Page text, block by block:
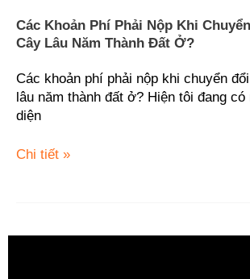
Các Khoản Phí Phải Nộp Khi
Cây Lâu Năm Thành Đất Ở?
Các khoản phí phải nộp khi chuyển
lâu năm thành đất ở? Hiện tôi đang có
diện
thành
đất
Chi tiết »